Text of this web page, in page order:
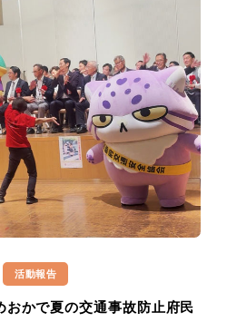
活動報告
かで夏の交通事故防止府民